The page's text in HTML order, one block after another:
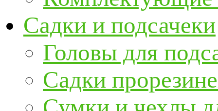
Садки и подсачеки
Головы для
Садки